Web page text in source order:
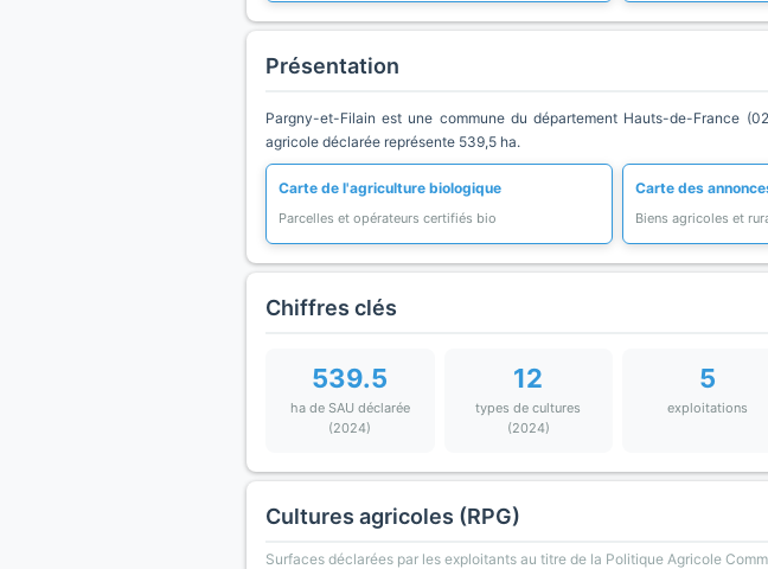
Présentation
Pargny-et-Filain est une commune du département Hauts-de-France
agricole déclarée représente 539,5 ha.
Carte de l'agriculture biologique
Parcelles et opérateurs certifiés bio
Carte des
Biens agricoles et
Chiffres clés
539.5
ha de SAU déclarée
(2024)
12
types de cultures
(2024)
5
exploitations
Cultures agricoles (RPG)
Surfaces déclarées par les exploitants au titre de la Politique Agricole